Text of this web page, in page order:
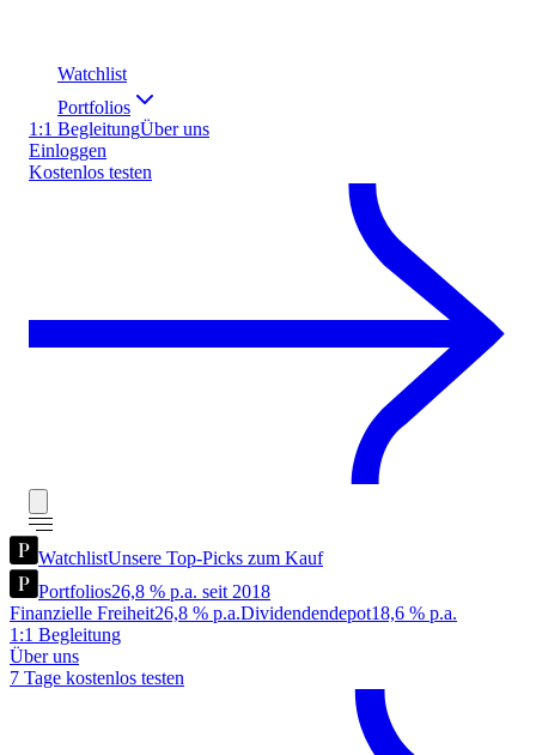
Watchlist
Portfolios
1:1 BegleitungÜber uns
Einloggen
Kostenlos testen
WatchlistUnsere Top-Picks zum Kauf
Portfolios26,8 % p.a. seit 2018
Finanzielle Freiheit26,8 % p.a.Dividendendepot18,6 % p.a.
1:1 Begleitung
Über uns
7 Tage kostenlos testen